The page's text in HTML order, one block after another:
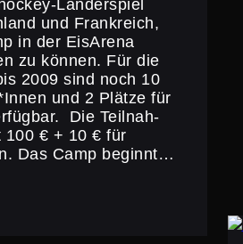
Länder­spiel
und Frank­reich,
in der EisArena
zu können. Für die
2009 sind noch 10
und 2 Plätze für
Die Teilnah­
100 € + 10 € für
Das Camp beginnt…